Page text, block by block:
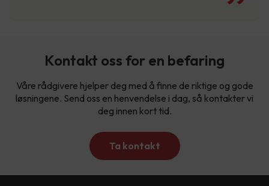
Kontakt oss for en befaring
Våre rådgivere hjelper deg med å finne de riktige og gode
løsningene. Send oss en henvendelse i dag, så kontakter vi
deg innen kort tid.
Ta kontakt